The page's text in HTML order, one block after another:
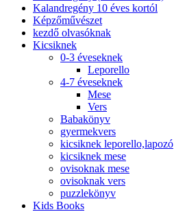
Kalandregény 10 éves kortól
Képzőművészet
kezdő olvasóknak
Kicsiknek
0-3 éveseknek
Leporello
4-7 éveseknek
Mese
Vers
Babakönyv
gyermekvers
kicsiknek leporello,lapozó
kicsiknek mese
ovisoknak mese
ovisoknak vers
puzzlekönyv
Kids Books